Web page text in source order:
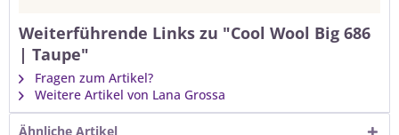
Weiterführende Links zu "Cool Wool Big 686
| Taupe"
Fragen zum Artikel?
Weitere Artikel von Lana Grossa
Ähnliche Artikel